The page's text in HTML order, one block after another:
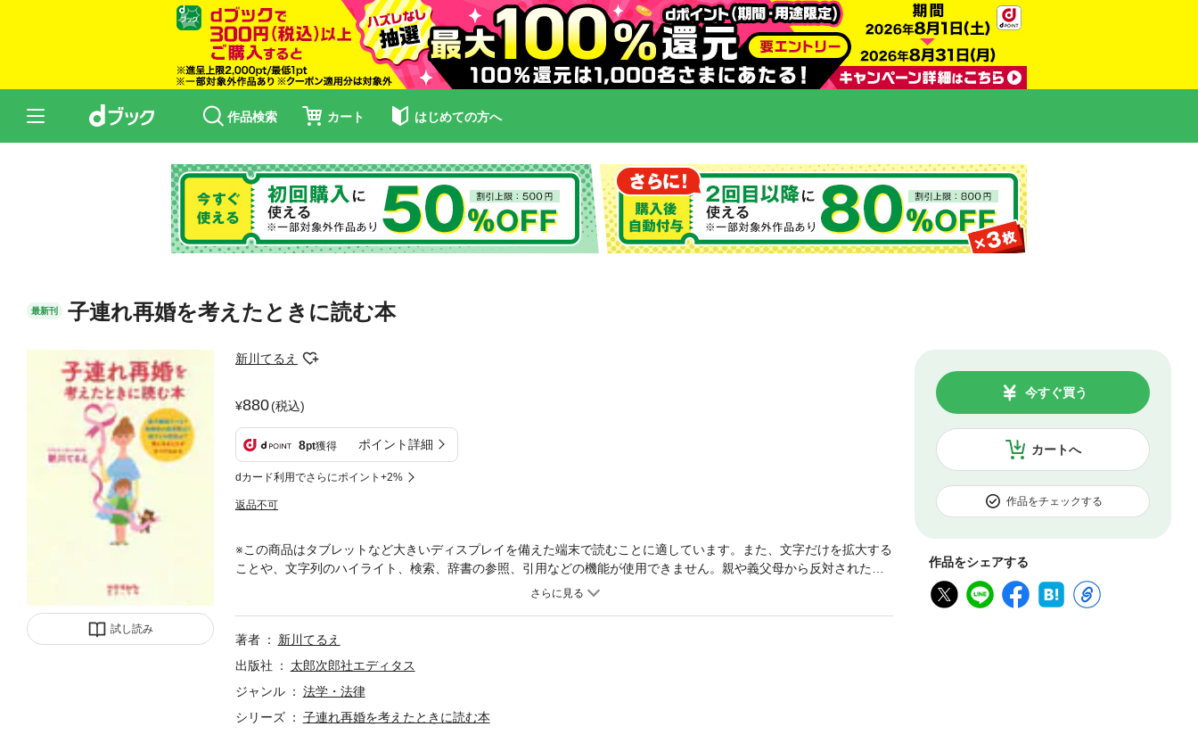
作品検索 カート はじめての方へ
最新刊 子連れ再婚を考えたときに読む本
試し読み
新川てるえ
880(税込)
8pt獲得 ポイント詳細
dカード利用でさらにポイント+2%
返品不可
カートへ
今すぐ買う
作品をチェックする
作品をシェアする
※この商品はタブレットなど大きいディスプレイを備えた端末で読むことに適しています。また、文字だけを拡大する
ことや、文字列のハイライト、検索、辞書の参照、引用などの機能が使用できません。親や義父母から反対された
ら？ 継子が懐かない。愛せない場合は？ 元配偶者との接し方は？ 再婚後の生活設計のたて方は？ 経験者100人
１冊です。
著者
新川てるえ
出版社
太郎次郎社エディタス
ジャンル
法学・法律
シリーズ
子連れ再婚を考えたときに読む本